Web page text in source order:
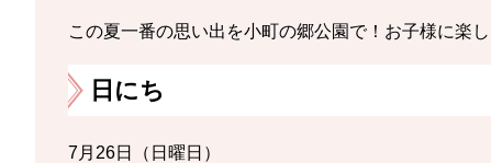
この夏一番の思い出を小町の郷公園で！お子様に楽
日にち
7月26日（日曜日）